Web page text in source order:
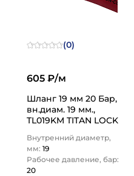
(0)
605 ₽/м
Шланг 19 мм 20 Бар,
вн.диам. 19 мм.,
TL019KM TITAN LOCK
Внутренний диаметр,
мм: 19
Рабочее давление, бар:
20